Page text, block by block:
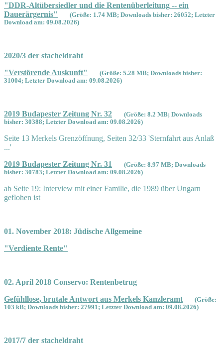
"DDR-Altübersiedler und die Rentenüberleitung -- ein
Dauerärgernis"
(Größe: 1.74 MB; Downloads bisher: 26052; Letzter
Download am: 09.08.2026)
2020/3 der stacheldraht
"Verstörende Auskunft"
(Größe: 5.28 MB; Downloads bisher:
31004; Letzter Download am: 09.08.2026)
2019 Budapester Zeitung Nr. 32
(Größe: 8.2 MB; Downloads
bisher: 30388; Letzter Download am: 09.08.2026)
Seite 13 Merkels Grenzöffnung, Seiten 32/33 'Sternfahrt aus Anlaß
...'
2019 Budapester Zeitung Nr. 31
(Größe: 8.97 MB; Downloads
bisher: 30783; Letzter Download am: 09.08.2026)
ab Seite 19: Interview mit einer Familie, die 1989 über Ungarn
geflohen ist
01. November 2018: Jüdische Allgemeine
"Verdiente Rente"
02. April 2018 Conservo: Rentenbetrug
Gefühllose, brutale Antwort aus Merkels Kanzleramt
(Größe:
103 kB; Downloads bisher: 27991; Letzter Download am: 09.08.2026)
2017/7 der stacheldraht